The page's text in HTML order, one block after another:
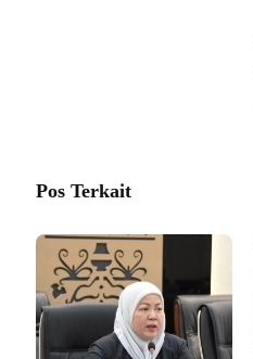
Pos Terkait